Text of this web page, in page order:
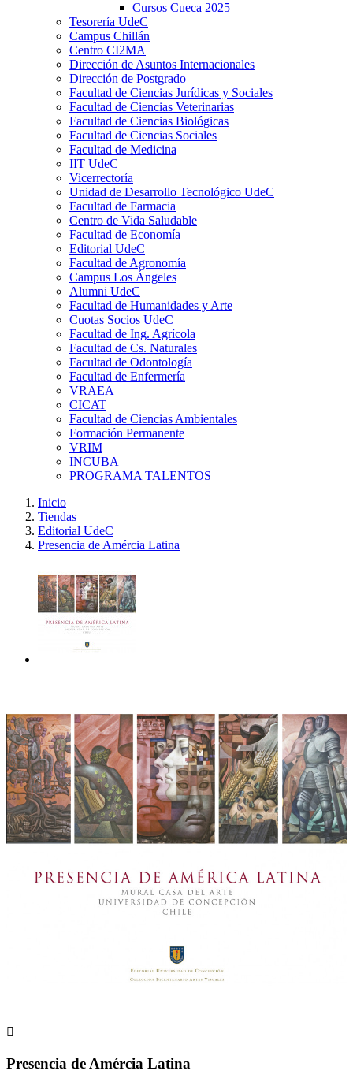
Cursos Cueca 2025
Tesorería UdeC
Campus Chillán
Centro CI2MA
Dirección de Asuntos Internacionales
Dirección de Postgrado
Facultad de Ciencias Jurídicas y Sociales
Facultad de Ciencias Veterinarias
Facultad de Ciencias Biológicas
Facultad de Ciencias Sociales
Facultad de Medicina
IIT UdeC
Vicerrectoría
Unidad de Desarrollo Tecnológico UdeC
Facultad de Farmacia
Centro de Vida Saludable
Facultad de Economía
Editorial UdeC
Facultad de Agronomía
Campus Los Ángeles
Alumni UdeC
Facultad de Humanidades y Arte
Cuotas Socios UdeC
Facultad de Ing. Agrícola
Facultad de Cs. Naturales
Facultad de Odontología
Facultad de Enfermería
VRAEA
CICAT
Facultad de Ciencias Ambientales
Formación Permanente
VRIM
INCUBA
PROGRAMA TALENTOS
Inicio
Tiendas
Editorial UdeC
Presencia de Amércia Latina

Presencia de Amércia Latina